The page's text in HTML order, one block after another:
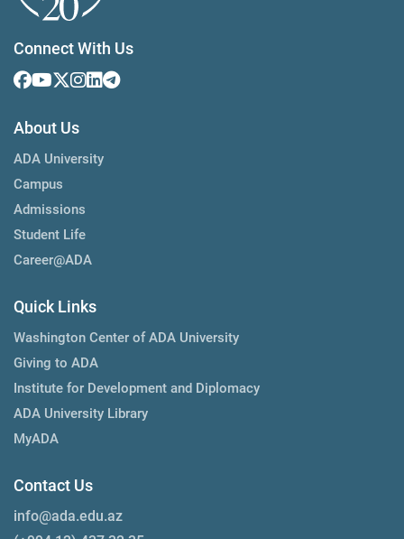
Connect With Us
About Us
ADA University
Campus
Admissions
Student Life
Career@ADA
Quick Links
Washington Center of ADA University
Giving to ADA
Institute for Development and Diplomacy
ADA University Library
MyADA
Contact Us
info@ada.edu.az